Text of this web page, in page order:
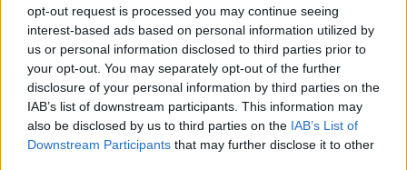
opt-out request is processed you may continue seeing
interest-based ads based on personal information utilized by
us or personal information disclosed to third parties prior to
your opt-out. You may separately opt-out of the further
disclosure of your personal information by third parties on the
IAB’s list of downstream participants. This information may
also be disclosed by us to third parties on the IAB’s List of
Downstream Participants that may further disclose it to other
rimanere fermo per diversi mesi; mi sono fatto
male a metà stagione e non ho potuto giocare
fino alla fine. Ero nel “B” e è stata una grande
delusione, visto che non avevo mai affrontato un
infortunio così serio da richiedere
un’operazione. Credo che questa esperienza mi